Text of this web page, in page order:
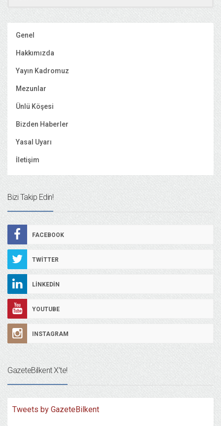
Genel
Hakkımızda
Yayın Kadromuz
Mezunlar
Ünlü Köşesi
Bizden Haberler
Yasal Uyarı
İletişim
Bizi Takip Edin!
FACEBOOK
TWITTER
LINKEDIN
YOUTUBE
INSTAGRAM
GazeteBilkent X’te!
Tweets by GazeteBilkent